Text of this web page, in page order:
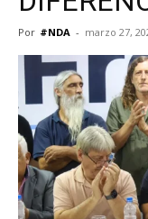
Por #NDA - marzo 27,